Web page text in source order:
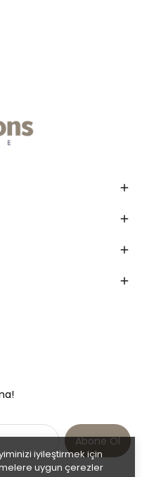
iyileştirmek için
uygun çerezler
Abone Ol